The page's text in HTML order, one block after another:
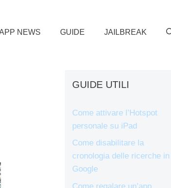
NEWS GUIDE JAILBREAK
GUIDE UTILI
Come attivare l’Hotspot
personale su iPad
Come disabilitare la
cronologia delle ricerche in
Google
Come regalare un’app